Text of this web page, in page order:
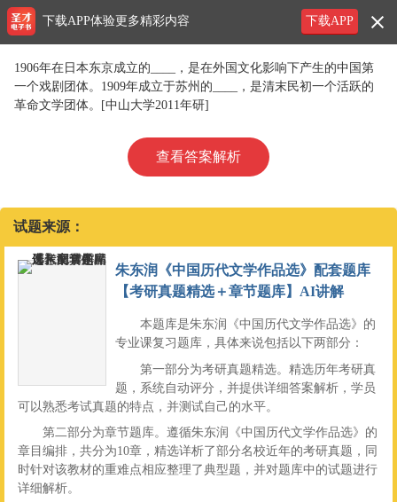
1906年在日本东京成立的____，是在外国文化影响下产生的中国第
一个戏剧团体。1909年成立于苏州的____，是清末民初一个活跃的
革命文学团体。[中山大学2011年研]
查看答案解析
试题来源：
朱东润《中国历代文学作品选》配套题库
【考研真题精选＋章节题库】AI讲解
本题库是朱东润《中国历代文学作品选》的
专业课复习题库，具体来说包括以下两部分：
第一部分为考研真题精选。精选历年考研真
题，系统自动评分，并提供详细答案解析，学员
可以熟悉考试真题的特点，并测试自己的水平。
第二部分为章节题库。遵循朱东润《中国历代文学作品选》的
章目编排，共分为10章，精选详析了部分名校近年的考研真题，同
时针对该教材的重难点相应整理了典型题，并对题库中的试题进行
详细解析。
下载APP
下载APP体验更多精彩内容